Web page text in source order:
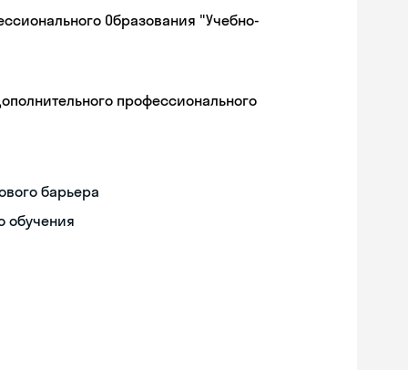
Образования "Учебно-
профессионального
барьера
обучения